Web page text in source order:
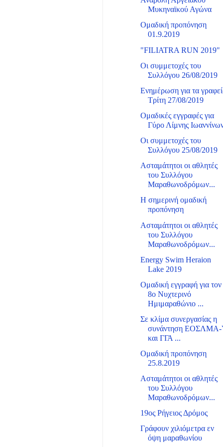
Μυκηναϊκού Αγώνα
Ομαδική προπόνηση
01.9.2019
"FILIATRA RUN 2019"
Οι συμμετοχές του
Συλλόγου 26/08/2019
Ενημέρωση για τα
Τρίτη 27/08/2019
Ομαδικές εγγραφές για
Γύρο Λίμνης
Οι συμμετοχές του
Συλλόγου 25/08/2019
Ασταμάτητοι οι αθλητές
του Συλλόγου
Μαραθωνοδρόμων...
Η σημερινή ομαδική
προπόνηση
Ασταμάτητοι οι αθλητές
του Συλλόγου
Μαραθωνοδρόμων...
Energy Swim Heraion
Lake 2019
Ομαδική εγγραφή για τον
8ο Νυχτερινό
Ημιμαραθώνιο ...
Σε κλίμα συνεργασίας η
συνάντηση
και ΓΓΑ ...
Ομαδική προπόνηση
25.8.2019
Ασταμάτητοι οι αθλητές
του Συλλόγου
Μαραθωνοδρόμων...
19ος Ρήγειος Δρόμος
Γράφουν χιλιόμετρα εν
όψη μαραθωνίου